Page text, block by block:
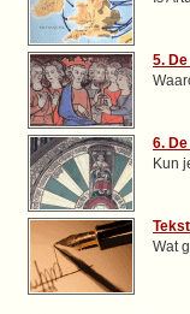
5.
6.
Kun
Wat